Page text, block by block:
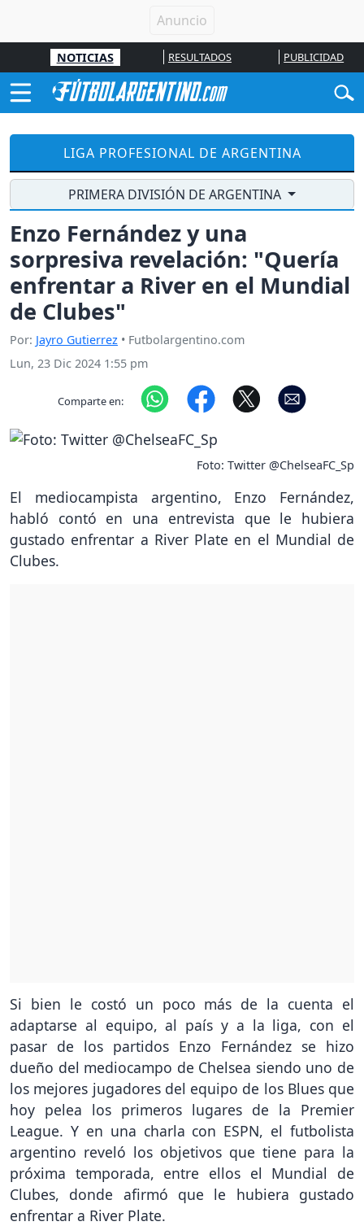
NOTICIAS RESULTADOS PUBLICIDAD
LIGA PROFESIONAL DE ARGENTINA
PRIMERA DIVISIÓN DE ARGENTINA
Enzo Fernández y una
sorpresiva revelación: "Quería
enfrentar a River en el Mundial
de Clubes"
Por: Jayro Gutierrez • Futbolargentino.com
Lun, 23 Dic 2024 1:55 pm
Comparte en:
Foto: Twitter @ChelseaFC_Sp
El mediocampista argentino, Enzo Fernández,
habló contó en una entrevista que le hubiera
gustado enfrentar a River Plate en el Mundial de
Clubes.
Si bien le costó un poco más de la cuenta el
adaptarse al equipo, al país y a la liga, con el
pasar de los partidos Enzo Fernández se hizo
dueño del mediocampo de Chelsea siendo uno de
los mejores jugadores del equipo de los Blues que
hoy pelea los primeros lugares de la Premier
League. Y en una charla con ESPN, el futbolista
argentino reveló los objetivos que tiene para la
próxima temporada, entre ellos el Mundial de
Clubes, donde afirmó que le hubiera gustado
enfrentar a River Plate.